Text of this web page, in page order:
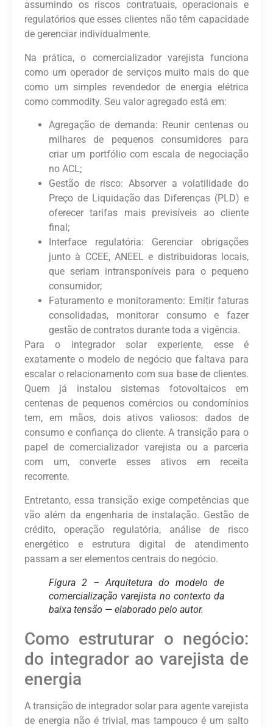
assumindo os riscos contratuais, operacionais e
regulatórios que esses clientes não têm capacidade
de gerenciar individualmente.
Na prática, o comercializador varejista funciona
como um operador de serviçosmuito mais do que
como um simples revendedor de energia elétrica
como commodity. Seu valor agregado está em:
Agregação de demanda: Reunir centenas ou
milhares de pequenos consumidores para
criar um portfólio com escala de negociação
no ACL;
Gestão de risco: Absorver a volatilidade do
Preço de Liquidação das Diferenças (PLD) e
oferecer tarifas mais previsíveis ao cliente
final;
Interface regulatória: Gerenciar obrigações
junto à CCEE, ANEEL e distribuidoras locais,
que seriam intransponíveis para o pequeno
consumidor;
Faturamento e monitoramento: Emitir faturas
consolidadas, monitorar consumo e fazer
gestão de contratos durante toda a vigência.
Para o integrador solar experiente, esse é
exatamente o modelo de negócio que faltava para
escalar o relacionamento com sua base de clientes.
Quem já instalou sistemas fotovoltaicos em
centenas de pequenos comércios ou condomínios
tem, em mãos, dois ativos valiosos:dados de
consumo e confiança do cliente. A transição para o
papel de comercializador varejista ou a parceria
com um,converte esses ativos em receita
recorrente.
Entretanto, essa transição exige competências que
vão além da engenharia de instalação. Gestão de
crédito, operação regulatória, análise de risco
energético e estrutura digital de atendimento
passam a ser elementos centrais do negócio.
Figura 2 – Arquitetura do modelo de
comercialização varejista no contexto da
baixa tensão — elaborado pelo autor.
Como estruturar o negócio:
do integrador ao varejista de
energia
A transição de integrador solar para agente varejista
de energia não é trivial, mas tampouco é um salto